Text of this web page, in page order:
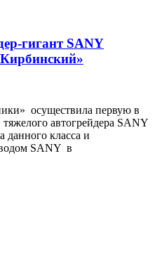
гигант SANY
осуществила первую в
автогрейдера SANY
данного класса и
SANY в